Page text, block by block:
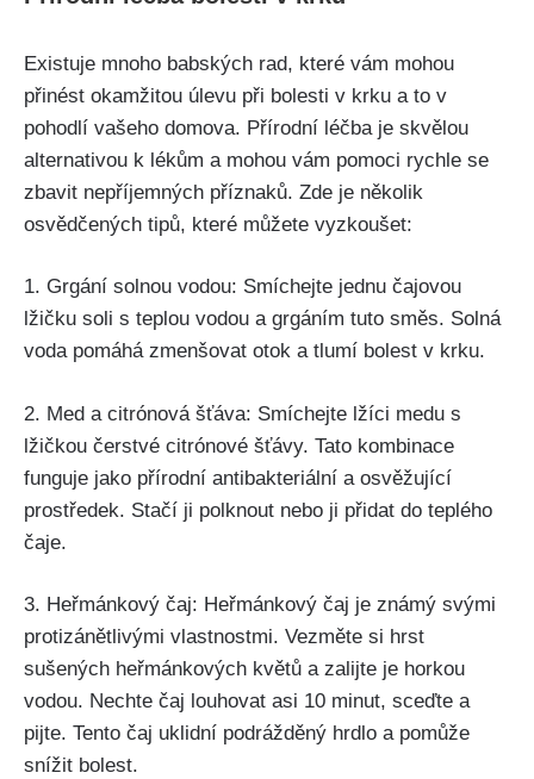
Existuje mnoho babských‍ rad, které vám mohou
přinést okamžitou‌ úlevu při bolesti ‍v krku a ⁤to v
pohodlí vašeho ⁣domova. ⁤Přírodní⁣ léčba je ⁣skvělou
alternativou k lékům a mohou vám pomoci rychle se
zbavit ‌nepříjemných příznaků. Zde je​ několik
‍osvědčených tipů, které můžete vyzkoušet:
1. Grgání‍ solnou​ vodou: Smíchejte jednu čajovou
lžičku soli ‍s teplou vodou a ⁤grgáním ⁤tuto⁣ směs. Solná
voda pomáhá zmenšovat⁣ otok a‍ tlumí bolest⁣ v krku.
2. Med ‍a citrónová⁣ šťáva: Smíchejte​ lžíci medu s
lžičkou⁤ čerstvé citrónové šťávy.⁣ Tato kombinace​
funguje jako přírodní antibakteriální a ⁢osvěžující
prostředek. Stačí ‌ji polknout nebo⁣ ji přidat do ‌teplého
čaje.
3. Heřmánkový čaj: Heřmánkový ⁢čaj‌ je ‍známý svými
protizánětlivými vlastnostmi. Vezměte si hrst
sušených heřmánkových ​květů a zalijte je‍ horkou
vodou. Nechte čaj louhovat ⁢asi 10 minut, sceďte a
pijte. Tento⁤ čaj ​uklidní podrážděný hrdlo a​ pomůže
snížit bolest.